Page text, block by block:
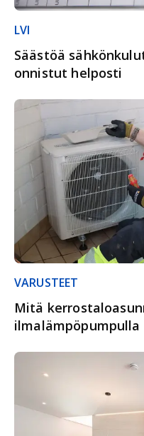
LVI
Säästöä
onnistut helposti
VARUSTEET
Mitä
ilmalämpöpumpulla